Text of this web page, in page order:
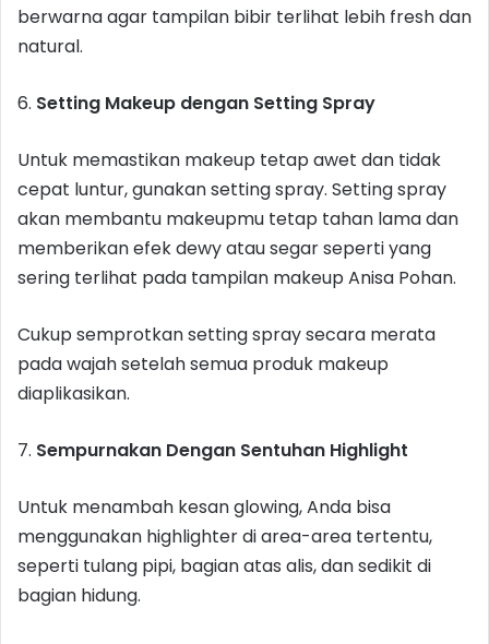
berwarna agar tampilan bibir terlihat lebih fresh dan
natural.
6. Setting Makeup dengan Setting Spray
Untuk memastikan makeup tetap awet dan tidak
cepat luntur, gunakan setting spray. Setting spray
akan membantu makeupmu tetap tahan lama dan
memberikan efek dewy atau segar seperti yang
sering terlihat pada tampilan makeup Anisa Pohan.
Cukup semprotkan setting spray secara merata
pada wajah setelah semua produk makeup
diaplikasikan.
7. Sempurnakan Dengan Sentuhan Highlight
Untuk menambah kesan glowing, Anda bisa
menggunakan highlighter di area-area tertentu,
seperti tulang pipi, bagian atas alis, dan sedikit di
bagian hidung.